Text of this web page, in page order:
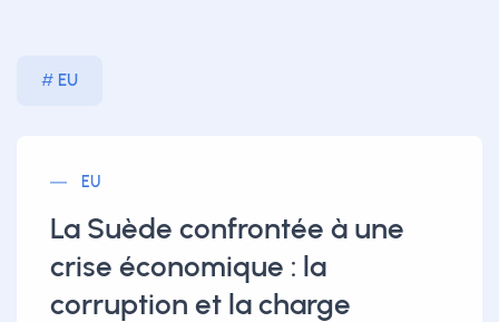
EU
EU
La Suède confrontée à une
crise économique : la
corruption et la charge